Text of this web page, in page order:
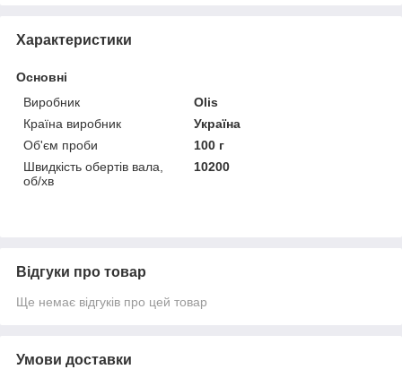
Характеристики
Основні
Виробник
Olis
Країна виробник
Україна
Об'єм проби
100 г
Швидкість обертів вала,
об/хв
10200
Відгуки про товар
Ще немає відгуків про цей товар
Умови доставки